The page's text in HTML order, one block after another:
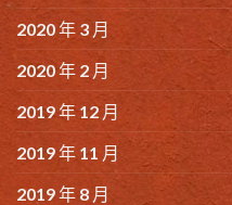
2020 年 3 月
2020 年 2 月
2019 年 12 月
2019 年 11 月
2019 年 8 月